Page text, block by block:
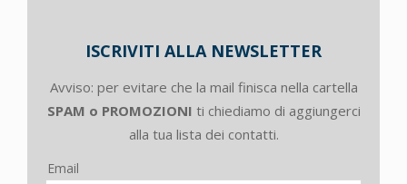
ISCRIVITI ALLA NEWSLETTER
Avviso: per evitare che la mail finisca nella cartella
SPAM o PROMOZIONI ti chiediamo di aggiungerci
alla tua lista dei contatti.
Email